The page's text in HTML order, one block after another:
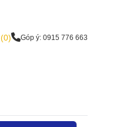
(0) Góp ý: 0915 776 663